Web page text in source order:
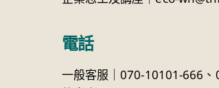
電話
一般客服｜070-10101-666、